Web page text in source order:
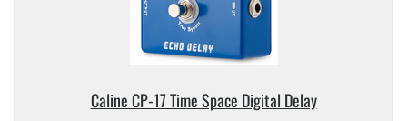
Caline CP-​17 Time Space Digital Delay